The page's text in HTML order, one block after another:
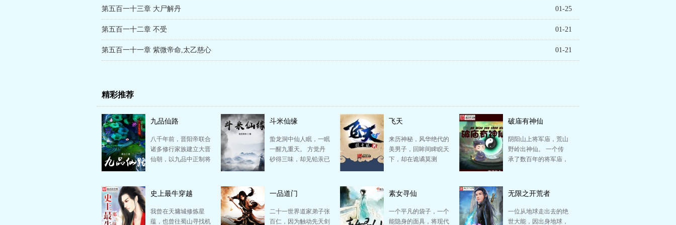
第五百一十三章 大尸解丹 01-25
第五百一十二章 不受 01-21
第五百一十一章 紫微帝命,太乙慈心 01-21
精彩推荐
九品仙路
八千年前，晋阳帝联合
诸多修行家族建立大晋
仙朝，以九品中正制将
斗米仙缘
蛰龙洞中仙人眠，一眠
一醒九重天。 方觉丹
砂得三味，却见铅汞已
飞天
来历神秘，风华绝代的
美男子，回眸间睥睨天
下，却在诡谲莫测
断弦…
破庙有神仙
阴阳山上将军庙，荒山
野岭出神仙。 一个传
承了数百年的将军庙，
史上最牛穿越
我曾在天墉城修炼星
蕴，也曾往蜀山寻找机
一品道门
二十一世界道家弟子张
百仁，因为触动先天剑
素女寻仙
一个平凡的袋子，一个
能隐身的面具，将现代
无限之开荒者
一位从地球走出去的绝
世大能，因出身地球，